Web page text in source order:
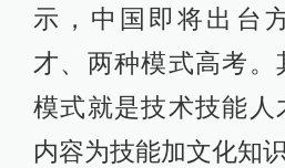
示，中国即将出台
才、两种模式高考。
模式就是技术技能人
内容为技能加文化知识